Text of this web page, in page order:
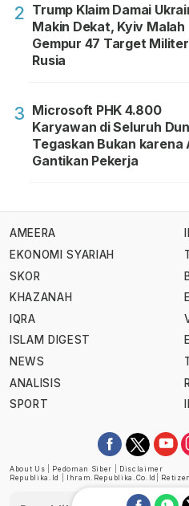
2 Trump Klaim Damai
Makin Dekat, Kyiv Malah
Gempur 47 Target Militer
Rusia
3 Microsoft PHK 4.800
Karyawan di Seluruh
Tegaskan Bukan karena
Gantikan Pekerja
AMEERA
EKONOMI SYARIAH
SKOR
KHAZANAH
IQRA
ISLAM DIGEST
NEWS
ANALISIS
SPORT
About Us Pedoman Siber
Disclaimer
Republika.id
Ihram.republika.co.id